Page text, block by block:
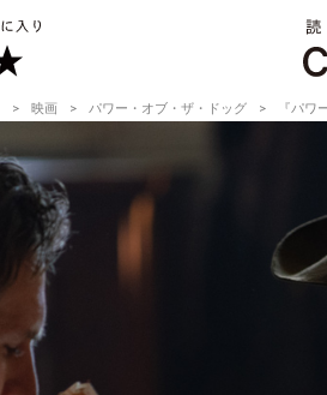
映画 パワー・オブ・ザ・ドッグ 『パワ